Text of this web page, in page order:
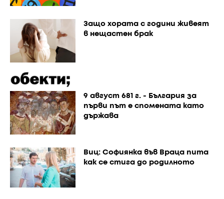
Защо хората с години живеят
в нещастен брак
9 август 681 г. - България за
първи път е спомената като
държава
Виц: Софиянка във Враца пита
как се стига до родилното